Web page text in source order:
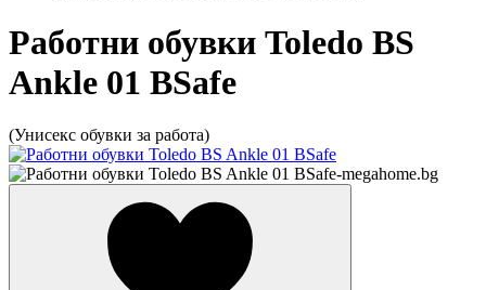
Работни обувки Toledo BS
Ankle 01 BSafe
(Унисекс обувки за работа)